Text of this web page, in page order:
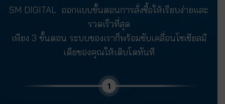
SM DIGITAL ออกแบบขั้นตอนการสั่งซื้อให้เรียบง่ายและ
รวดเร็วที่สุด
เพียง 3 ขั้นตอน ระบบของเราก็พร้อมขับเคลื่อนโซเชียลมี
เดียของคุณให้เติบโตทันที
1